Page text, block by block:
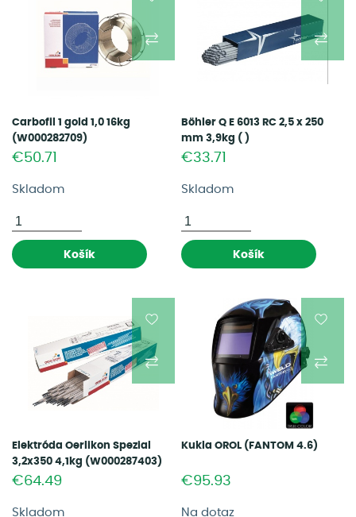
Carbofil 1 gold 1,0 16kg
(W000282709)
€50.71
Skladom
Košík
Böhler Q E 6013 RC 2,5 x 250
mm 3,9kg ( )
€33.71
Skladom
Košík
Elektróda Oerlikon Spezial
3,2x350 4,1kg (W000287403)
€64.49
Skladom
Kukla OROL (FANTOM 4.6)
€95.93
Na dotaz